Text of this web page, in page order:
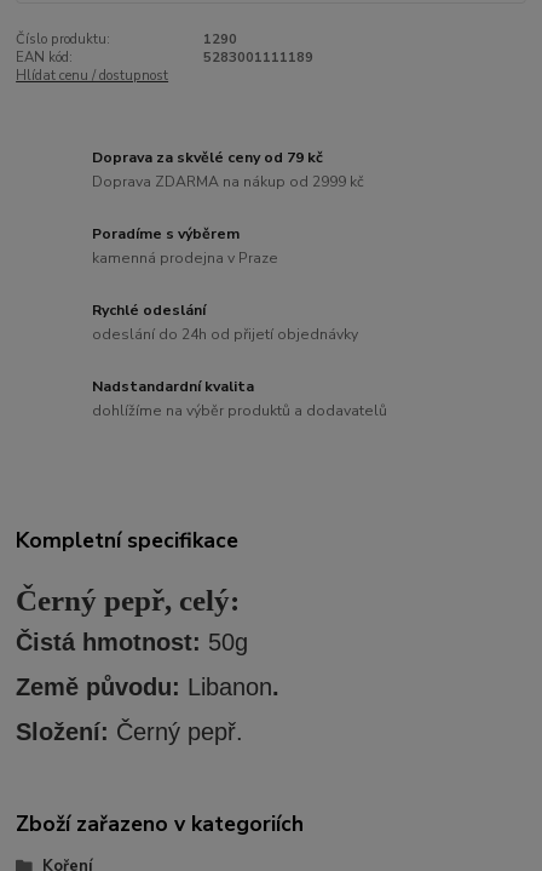
Číslo produktu:
1290
EAN kód:
5283001111189
Hlídat cenu / dostupnost
Doprava za skvělé ceny od 79 kč
Doprava ZDARMA na nákup od 2999 kč
Poradíme s výběrem
kamenná prodejna v Praze
Rychlé odeslání
odeslání do 24h od přijetí objednávky
Nadstandardní kvalita
dohlížíme na výběr produktů a dodavatelů
Kompletní specifikace
Černý pepř, celý:
Čistá hmotnost: 50g
Země původu: Libanon.
Složení: Černý pepř.
Zboží zařazeno v kategoriích
Koření